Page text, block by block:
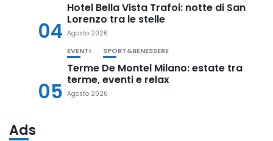
04
Hotel Bella Vista Trafoi: notte di San
Lorenzo tra le stelle
Agosto 2026
05
EVENTI SPORT&BENESSERE
Terme De Montel Milano: estate tra
terme, eventi e relax
Agosto 2026
Ads